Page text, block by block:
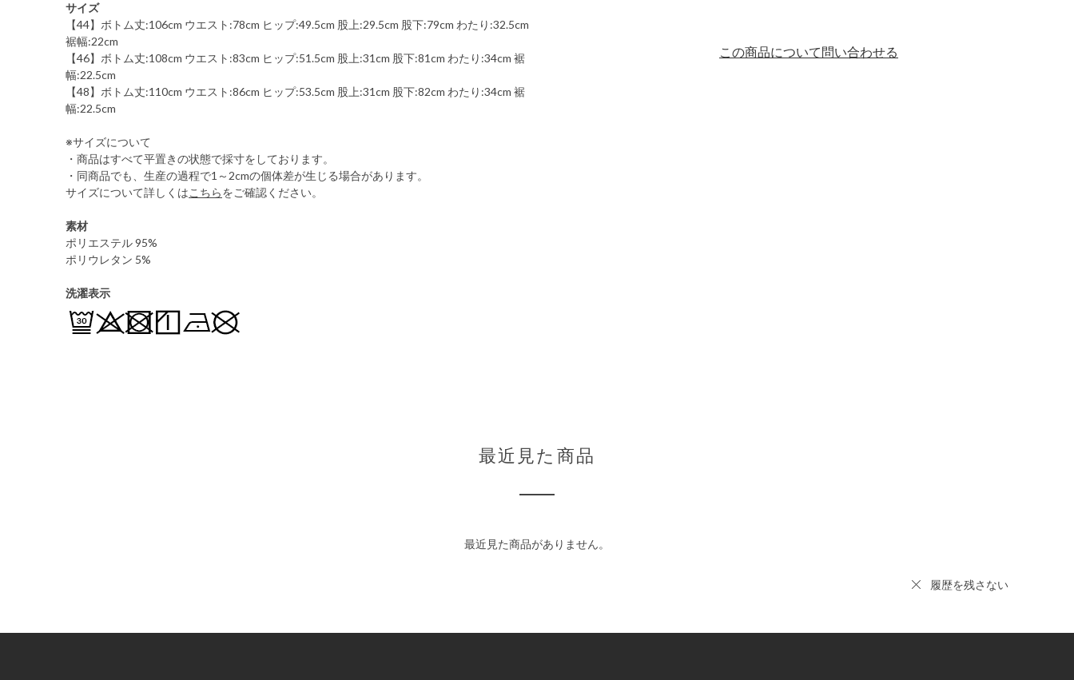
サイズ
【44】ボトム丈:106cm ウエスト:78cm ヒップ:49.5cm 股上:29.5cm 股下:79cm わたり:32.5cm
裾幅:22cm
【46】ボトム丈:108cm ウエスト:83cm ヒップ:51.5cm 股上:31cm 股下:81cm わたり:34cm 裾
幅:22.5cm
【48】ボトム丈:110cm ウエスト:86cm ヒップ:53.5cm 股上:31cm 股下:82cm わたり:34cm 裾
幅:22.5cm
※サイズについて
・商品はすべて平置きの状態で採寸をしております。
・同商品でも、生産の過程で1～2cmの個体差が生じる場合があります。
サイズについて詳しくはこちらをご確認ください。
素材
ポリエステル 95%
ポリウレタン 5%
洗濯表示
この商品について問い合わせる
最近見た商品
最近見た商品がありません。
履歴を残さない